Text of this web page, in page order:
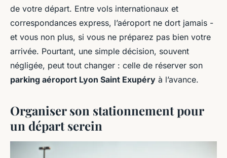
de votre départ. Entre vols internationaux et
correspondances express, l’aéroport ne dort jamais -
et vous non plus, si vous ne préparez pas bien votre
arrivée. Pourtant, une simple décision, souvent
négligée, peut tout changer : celle de réserver son
parking aéroport Lyon Saint Exupéry à l’avance.
Organiser son stationnement pour
un départ serein